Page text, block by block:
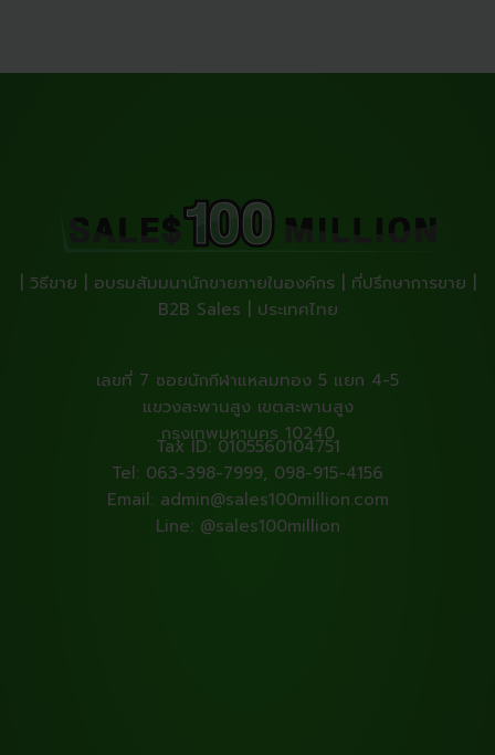
| วิธีขาย | อบรมสัมมนานักขายภายในองค์กร | ที่ปรึกษาการขาย |
B2B Sales | ประเทศไทย
เลขที่ 7 ซอยนักกีฬาแหลมทอง 5 แยก 4-5
แขวงสะพานสูง เขตสะพานสูง
กรุงเทพมหานคร 10240
Tax ID: 0105560104751
Tel: 063-398-7999, 098-915-4156
Email: admin@sales100million.com
Line: @sales100million